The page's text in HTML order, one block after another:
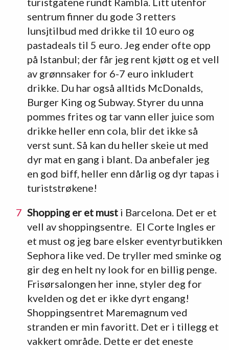
sentrum finner du gode 3 retters
lunsjtilbud med drikke til 10 euro og
pastadeals til 5 euro. Jeg ender ofte opp
på Istanbul; der får jeg rent kjøtt og et vell
av grønnsaker for 6-7 euro inkludert
drikke. Du har også alltids McDonalds,
Burger King og Subway. Styrer du unna
pommes frites og tar vann eller juice som
drikke heller enn cola, blir det ikke så
verst sunt. Så kan du heller skeie ut med
dyr mat en gang i blant. Da anbefaler jeg
en god biff, heller enn dårlig og dyr tapas i
turiststrøkene!
Shopping er et musti Barcelona. Det er et
vell av shoppingsentre. El Corte Ingles er
et must og jeg bare elsker eventyrbutikken
Sephora like ved. De tryller med sminke og
gir deg en helt ny look for en billig penge.
Frisørsalongen her inne, styler deg for
kvelden og det er ikke dyrt engang!
Shoppingsentret Maremagnum ved
stranden er min favoritt. Det er i tillegg et
vakkert område. Dette er det eneste